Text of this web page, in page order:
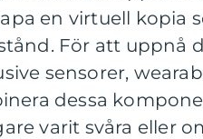
en virtuell kopia
För att uppnå
sensorer,
dessa
varit svåra eller